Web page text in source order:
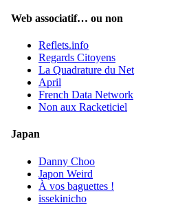
Web associatif… ou non
Reflets.info
Regards Citoyens
La Quadrature du Net
April
French Data Network
Non aux Racketiciel
Japan
Danny Choo
Japon Weird
À vos baguettes !
issekinicho